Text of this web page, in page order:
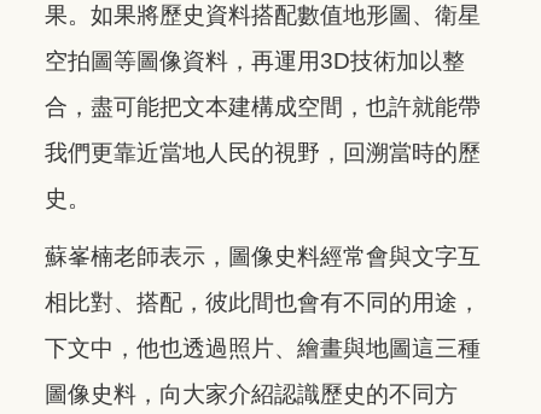
果。如果將歷史資料搭配數值地形圖、衛星
空拍圖等圖像資料，再運用3D技術加以整
合，盡可能把文本建構成空間，也許就能帶
我們更靠近當地人民的視野，回溯當時的歷
史。
蘇峯楠老師表示，圖像史料經常會與文字互
相比對、搭配，彼此間也會有不同的用途，
下文中，他也透過照片、繪畫與地圖這三種
圖像史料，向大家介紹認識歷史的不同方